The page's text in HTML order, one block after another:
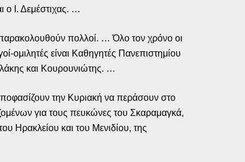
Ι. Δεμέστιχας. …
παρακολουθούν πολλοί. … Όλο τον χρόνο οι
ομιλητές είναι Καθηγητές Πανεπιστημίου
και Κουρουνιώτης. …
την Κυριακή να περάσουν στο
για τους πευκώνες του Σκαραμαγκά,
Ηρακλείου και του Μενιδίου, της